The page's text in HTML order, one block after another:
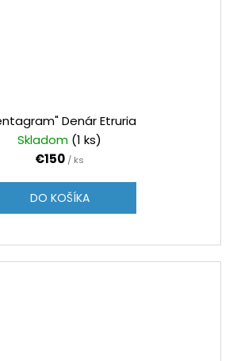
Denár Etruria
Skladom (1 ks)
€150 / ks
DO KOŠÍKA